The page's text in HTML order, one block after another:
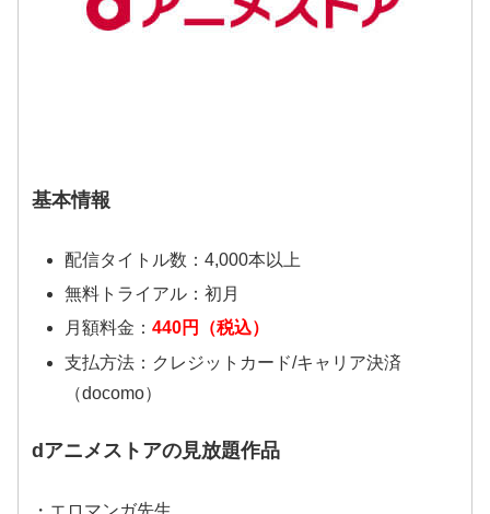
基本情報
配信タイトル数：4,000本以上
無料トライアル：初月
月額料金： 440円（税込）
支払方法：クレジットカード/キャリア決済
（docomo）
dアニメストアの見放題作品